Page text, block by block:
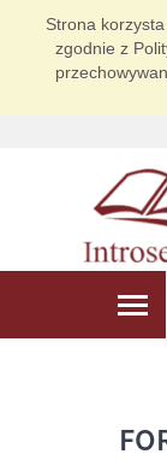
Strona
zgodnie z